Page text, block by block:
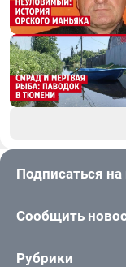
Подписаться на
Сообщить
Рубрики